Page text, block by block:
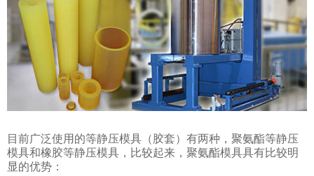
目前广泛使用的等静压模具（胶套）有两种，聚氨酯等静压
模具和橡胶等静压模具，比较起来，聚氨酯模具具有比较明
显的优势：